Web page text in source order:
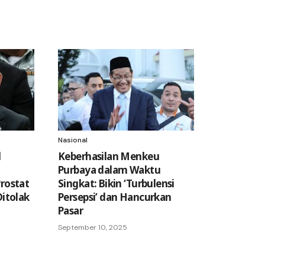
Nasional
Keberhasilan Menkeu
Purbaya dalam Waktu
Singkat: Bikin ‘Turbulensi
Persepsi’ dan Hancurkan
Pasar
September 10, 2025